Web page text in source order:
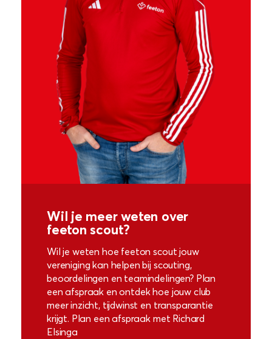
Wil je meer weten over
feeton scout?
Wil je weten hoe feeton scout jouw
vereniging kan helpen bij scouting,
beoordelingen en teamindelingen? Plan
een afspraak en ontdek hoe jouw club
meer inzicht, tijdwinst en transparantie
krijgt. Plan een afspraak met Richard
Elsinga